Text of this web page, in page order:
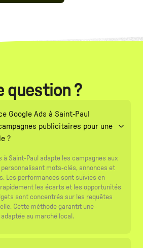
question ?
Google Ads à Saint-Paul
publicitaires pour une
?
à Saint-Paul adapte les campagnes aux
mots-clés, annonces et
Les performances sont suivies en
les écarts et les opportunités
sont concentrés sur les requêtes
Cette méthode garantit une
au marché local.